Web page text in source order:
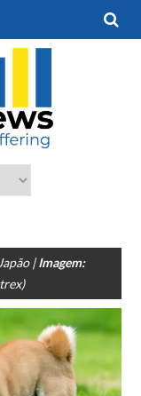
|Imagem: